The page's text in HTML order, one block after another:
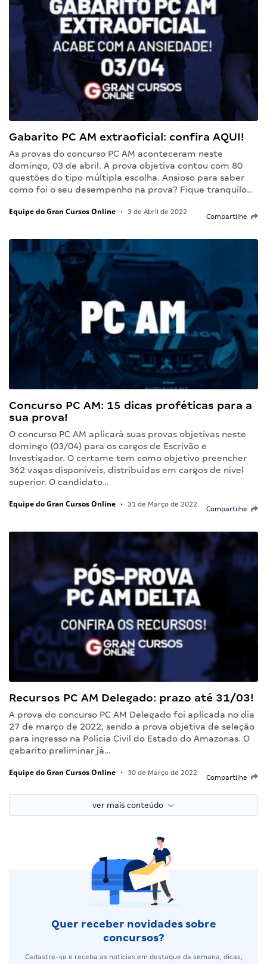
Gabarito PC AM extraoficial: confira AQUI!
As provas do concurso PC AM aconteceram neste
domingo, 03 de abril. A prova objetiva contou com 80
questões do tipo múltipla escolha. Ansioso para saber
como foi o seu desempenho na prova? Fique tranquilo…
Equipe do Gran Cursos Online • 3 de Abril de 2022
Compartilhe
Concurso PC AM: 15 dicas proféticas para a
sua prova!
O concurso PC AM aplicará suas provas objetivas neste
domingo (03/04) para os cargos de Escrivão e
Investigador. O certame tem como objetivo preencher
362 vagas disponíveis, distribuídas em cargos de nível
superior. O candidato…
Equipe do Gran Cursos Online • 31 de Março de 2022
Compartilhe
Recursos PC AM Delegado: prazo até 31/03!
A prova do concurso PC AM Delegado foi aplicada no dia
27 de março de 2022, sendo a prova objetiva de seleção
para ingresso na Polícia Civil do Estado do Amazonas. O
gabarito preliminar já…
Equipe do Gran Cursos Online • 30 de Março de 2022
Compartilhe
ver mais conteúdo
Quer receber novidades sobre
concursos?
Cadastre-se e receba as notícias em destaque da semana, dicas,